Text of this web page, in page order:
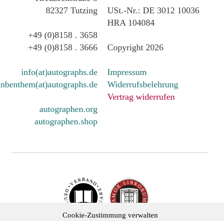
Cookie-Zustimmung verwalten
82327 Tutzing
+49 (0)8158 . 3658
+49 (0)8158 . 3666
info(at)autographs.de
autographen.org
autographen.shop
USt.-Nr.: DE 3012 10036
HRA 104084
Copyright 2026
Impressum
Widerrufsbelehrung
Vertrag widerrufen